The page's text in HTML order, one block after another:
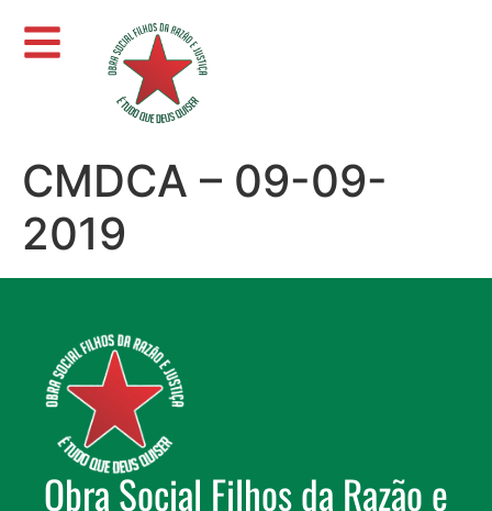
CMDCA – 09-09-
2019
Obra Social Filhos da Razão e